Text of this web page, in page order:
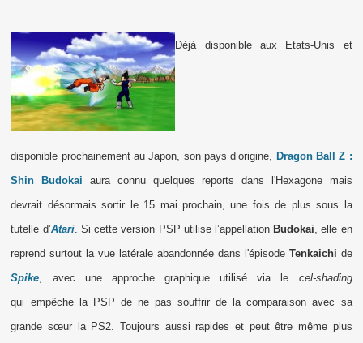
Déjà disponible aux Etats-Unis et
disponible prochainement au Japon, son pays d’origine,
Dragon Ball Z :
Shin Budokai aura connu quelques reports dans l'Hexagone mais
devrait désormais sortir le 15 mai prochain, une fois de plus sous la
tutelle d’Atari. Si cette version PSP utilise l’appellation Budokai , elle en
reprend surtout la vue latérale abandonnée dans l'épisode Tenkaichi de
Spike , avec une approche graphique utilisé via le cel-shading
qui empêche la PSP de ne pas souffrir de la comparaison avec sa
grande sœur la PS2. Toujours aussi rapides et peut être même plus